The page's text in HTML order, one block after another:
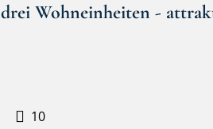
Wohneinheiten -
10